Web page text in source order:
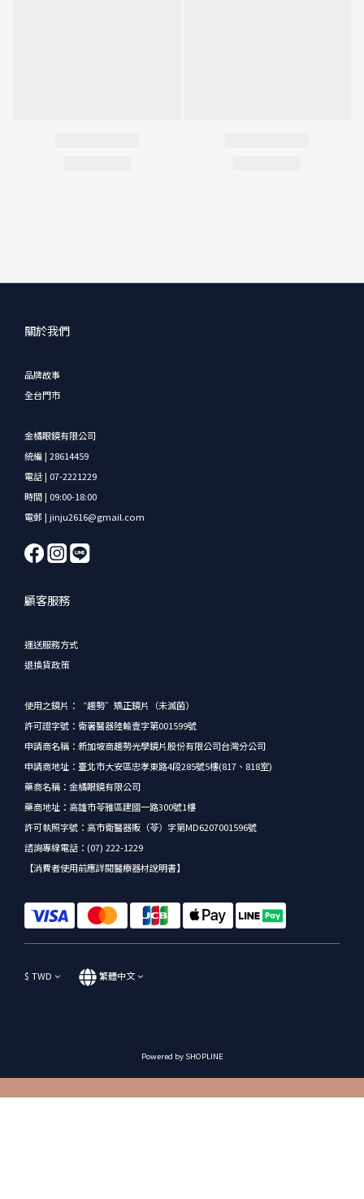
關於我們
品牌故事
全台門市
金橘眼鏡有限公司
統編 | 28614459
電話 | 07-2221229
時間 | 09:00-18:00
電郵 | jinju2616@gmail.com
顧客服務
運送服務方式
退換貨政策
使用之鏡片：“趨勢”矯正鏡片（未滅菌）
許可證字號：衛署醫器陸輸壹字第001599號
申請商名稱：新加坡商趨勢光學鏡片股份有限公司台灣分公司
申請商地址：臺北市大安區忠孝東路4段285號5樓(817、818室)
藥商名稱：金橘眼鏡有限公司
藥商地址：高雄市苓雅區建國一路300號1樓
許可執照字號：高市衛醫器販（苓）字第MD6207001596號
諮詢專線電話：(07) 222-1229
【消費者使用前應詳閱醫療器材說明書】
$ TWD 繁體中文
Powered by SHOPLINE